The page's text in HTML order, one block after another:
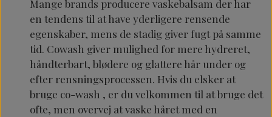
Mange brands producere vaskebalsam der har
en tendens til at have yderligere rensende
egenskaber, mens de stadig giver fugt på samme
tid. Cowash giver mulighed for mere hydreret,
håndterbart, blødere og glattere hår under og
efter rensningsprocessen. Hvis du elsker at
bruge co-wash , er du velkommen til at bruge det
ofte, men overvej at vaske håret med en